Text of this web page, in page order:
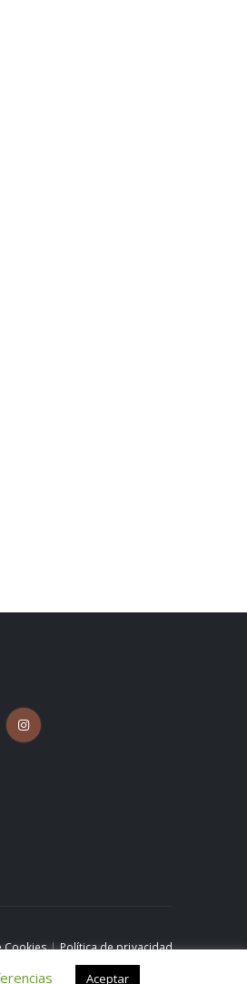
Cookies|Política de privacidad
Aviso legal
Aceptar